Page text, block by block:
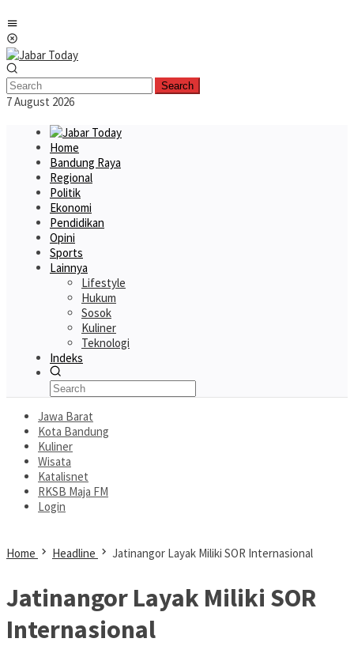
to
content
Search
7 August 2026
Home
Bandung Raya
Regional
Politik
Ekonomi
Pendidikan
Opini
Sports
Lainnya
Lifestyle
Hukum
Sosok
Kuliner
Teknologi
Indeks
Jawa Barat
Kota Bandung
Kuliner
Wisata
Katalisnet
RKSB Maja FM
Login
Home Headline Jatinangor Layak Miliki SOR Internasional
Jatinangor Layak Miliki SOR
Internasional